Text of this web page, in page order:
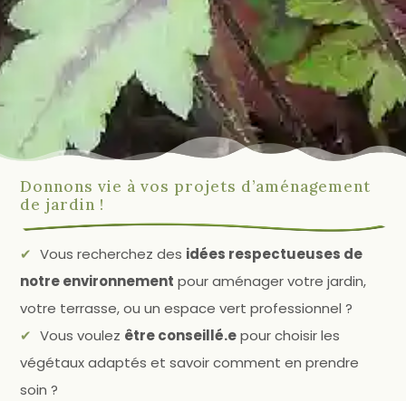
Donnons vie à vos projets d’aménagement
de jardin !
Vous recherchez des idées respectueuses de
notre environnement pour aménager votre jardin,
votre terrasse, ou un espace vert professionnel ?
Vous voulez être conseillé.epour choisir les
végétaux adaptés et savoir comment en prendre
soin ?